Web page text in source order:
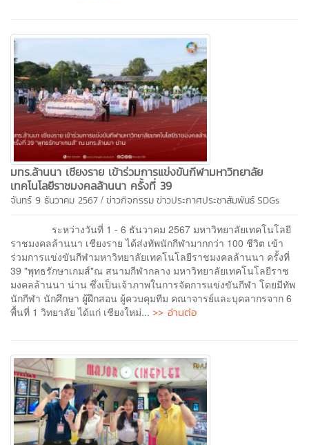
มทร.ล้านนา เชียงราย เข้าร่วมการแข่งขันกีฬามหาวิทยาลัย
เทคโนโลยีราชมงคลล้านนา ครั้งที่ 39
จันทร์ 9 ธันวาคม 2567 / ข่าวกิจกรรมข่าวประกาศประชาสัมพันธ์SDGs
ระหว่างวันที่ 1 - 6 ธันวาคม 2567 มหาวิทยาลัยเทคโนโลยี
ราชมงคลล้านนา เชียงราย ได้ส่งทัพนักกีฬามากกว่า 100 ชีวิต เข้า
ร่วมการแข่งขันกีฬามหาวิทยาลัยเทคโนโลยีราชมงคลล้านนา ครั้งที่
39 "พุทธรักษาเกมส์"ณ สนามกีฬากลาง มหาวิทยาลัยเทคโนโลยีราช
มงคลล้านนา น่าน ซึ่งเป็นเจ้าภาพในการจัดการแข่งขันกีฬา โดยมีทัพ
นักกีฬา นักศึกษา ผู้ฝึกสอน ผู้ควบคุมทีม คณาจารย์และบุคลากรจาก 6
พื้นที่ 1 วิทยาลัย ได้แก่ เชียงใหม่... >> อ่านต่อ